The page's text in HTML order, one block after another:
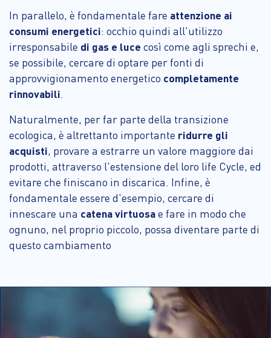
In parallelo, è fondamentale fare attenzione ai
consumi energetici: occhio quindi all'utilizzo
irresponsabile di gas e luce così come agli sprechi e,
se possibile, cercare di optare per fonti di
approvvigionamento energetico completamente
rinnovabili.
Naturalmente, per far parte della transizione
ecologica, è altrettanto importante ridurre gli
acquisti, provare a estrarre un valore maggiore dai
prodotti, attraverso l'estensione del loro life Cycle, ed
evitare che finiscano in discarica. Infine, è
fondamentale essere d'esempio, cercare di
innescare una catena virtuosae fare in modo che
ognuno, nel proprio piccolo, possa diventare parte di
questo cambiamento